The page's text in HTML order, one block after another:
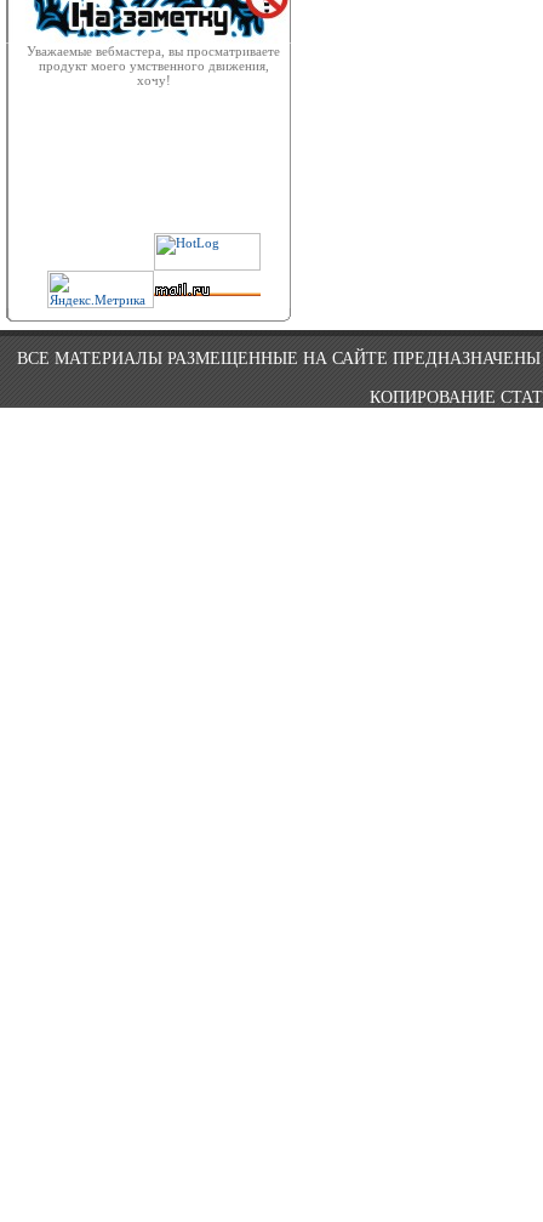
Уважаемые вебмастера, вы просматриваете
продукт моего умственного движения,
хочу!
ВСЕ МАТЕРИАЛЫ РАЗМЕЩЕННЫЕ НА САЙТЕ
КОПИРОВАНИЕ